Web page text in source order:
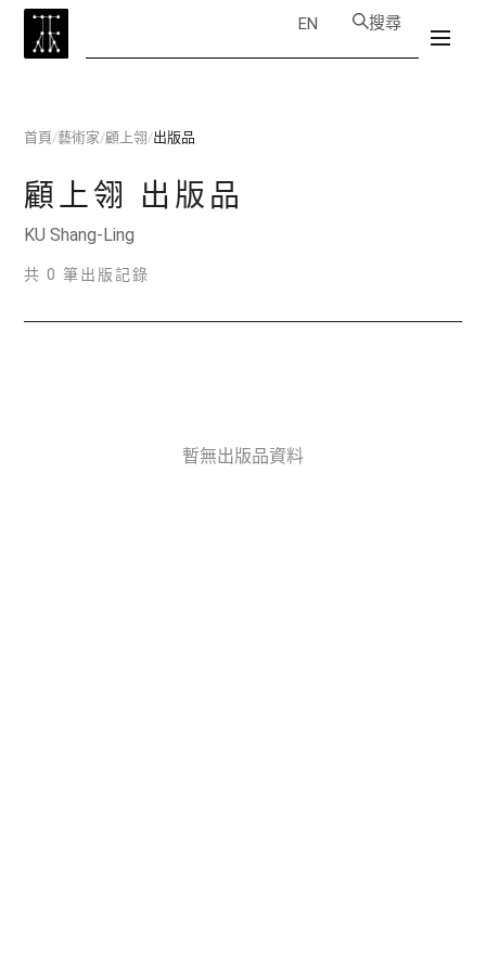
EN 搜尋
首頁/藝術家/顧上翎/出版品
顧上翎 出版品
KU Shang-Ling
共 0 筆出版記錄
暫無出版品資料